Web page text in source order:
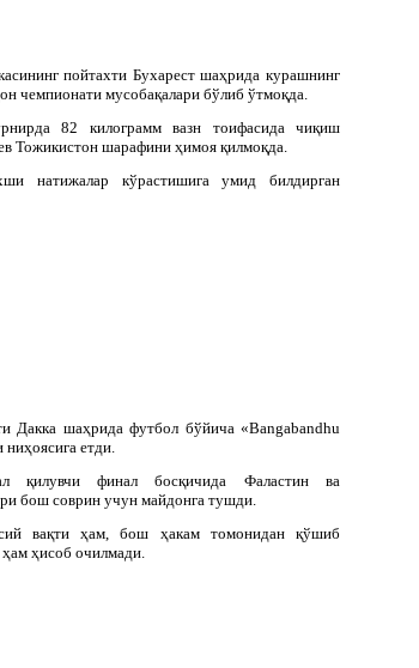
пойтахти Бухарест шаҳрида курашнинг
чемпионати мусобақалари бўлиб ўтмоқда
82 килограмм вазн тоифасида чиқиш
Тожикистон шарафини ҳимоя қилмоқда.
натижалар кўрастишига умид билдирган
Дакка шаҳрида футбол бўйича «Bangabandhu
ниҳоясига етди
қилувчи финал босқичида Фаластин ва
бош соврин учун майдонга тушди.
вақти ҳам, бош ҳакам томонидан қўшиб
ҳисоб очилмади.